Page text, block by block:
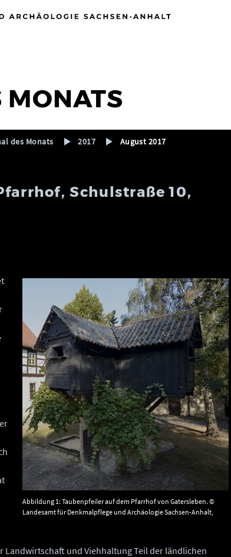
des Monats 2017 August 2017
Schulstraße 10,
Abbildung 1: Taubenpfeiler auf dem Pfarrhof von Gatersleben. ©
Landesamt für Denkmalpflege und Archäologie Sachsen-Anhalt,
Landwirtschaft und Viehhaltung Teil der ländlichen